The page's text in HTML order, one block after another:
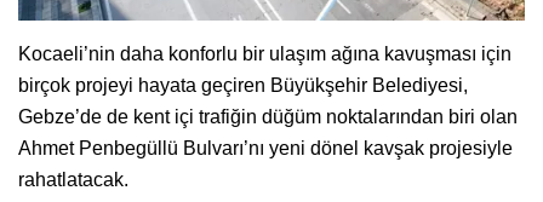
Kocaeli’nin daha konforlu bir ulaşım ağına kavuşması için
birçok projeyi hayata geçiren Büyükşehir Belediyesi,
Gebze’de de kent içi trafiğin düğüm noktalarından biri olan
Ahmet Penbegüllü Bulvarı’nı yeni dönel kavşak projesiyle
rahatlatacak.